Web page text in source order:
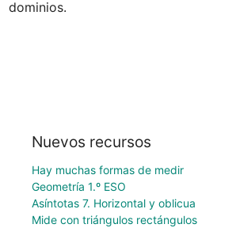
dominios.
Nuevos recursos
Hay muchas formas de medir
Geometría 1.º ESO
Asíntotas 7. Horizontal y oblicua
Mide con triángulos rectángulos